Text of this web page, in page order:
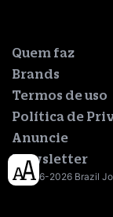
Quem faz
Brands
Termos de uso
Política de
Anuncie
Newsletter
© 2016-2026 Brazil